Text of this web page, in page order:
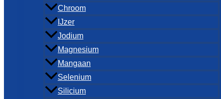
Chroom
IJzer
Jodium
Magnesium
Mangaan
Selenium
Silicium